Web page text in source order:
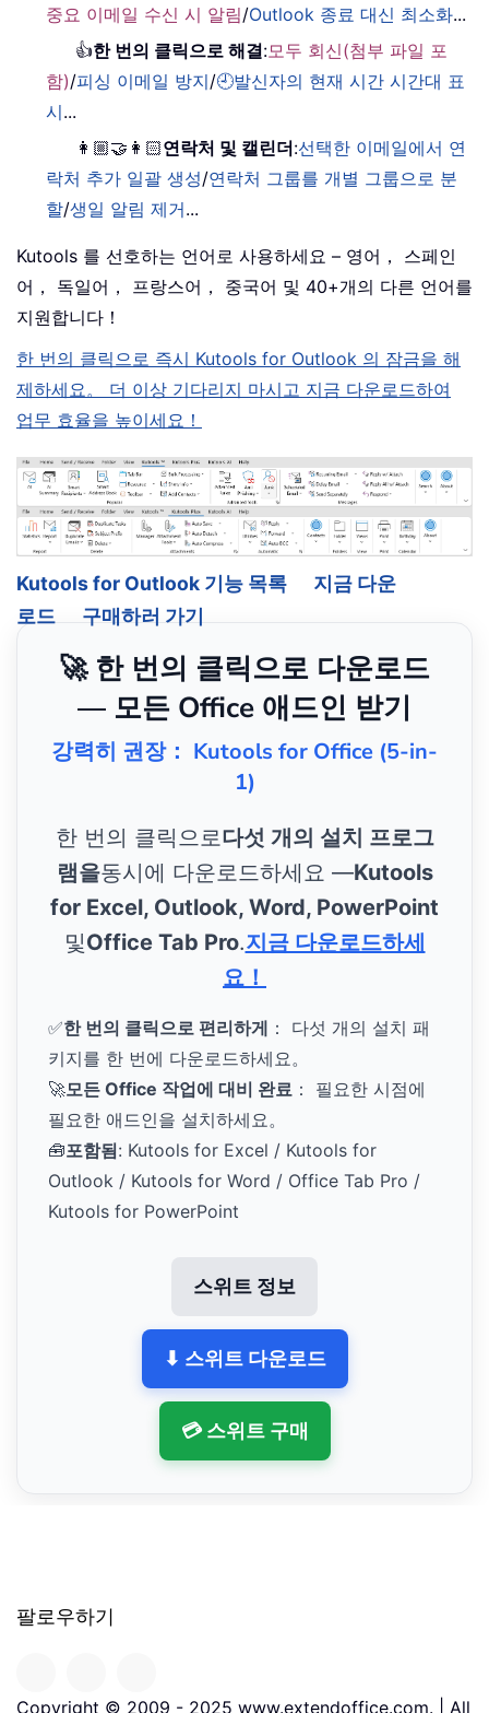
중요 이메일 수신 시 알림/Outlook 종료 대신 최소화...
👍한 번의 클릭으로 해결:모두 회신(첨부 파일 포
함)/피싱 이메일 방지/🕘발신자의 현재 시간 시간대 표
시...
👩🏼‍🤝‍👩🏻연락처 및 캘린더:선택한 이메일에서 연
락처 추가 일괄 생성/연락처 그룹를 개별 그룹으로 분
할/생일 알림 제거...
Kutools 를 선호하는 언어로 사용하세요 – 영어， 스페인
어， 독일어， 프랑스어， 중국어 및 40+개의 다른 언어를
지원합니다！
한 번의 클릭으로 즉시 Kutools for Outlook 의 잠금을 해
제하세요。 더 이상 기다리지 마시고 지금 다운로드하여
업무 효율을 높이세요！
Kutools for Outlook 기능 목록
지금 다운
로드
구매하러 가기
🚀 한 번의 클릭으로 다운로드
— 모든 Office 애드인 받기
강력히 권장： Kutools for Office (5-in-
1)
한 번의 클릭으로다섯 개의 설치 프로그
램을동시에 다운로드하세요 —Kutools
for Excel, Outlook, Word, PowerPoint
및Office Tab Pro.지금 다운로드하세
요！
✅한 번의 클릭으로 편리하게 ： 다섯 개의 설치 패
키지를 한 번에 다운로드하세요。
🚀모든 Office 작업에 대비 완료 ： 필요한 시점에
필요한 애드인을 설치하세요。
🧰포함됨: Kutools for Excel / Kutools for
Outlook / Kutools for Word / Office Tab Pro /
Kutools for PowerPoint
스위트 정보
⬇ 스위트 다운로드
💳 스위트 구매
팔로우하기
Copyright © 2009 - 2025 www.extendoffice.com. | All